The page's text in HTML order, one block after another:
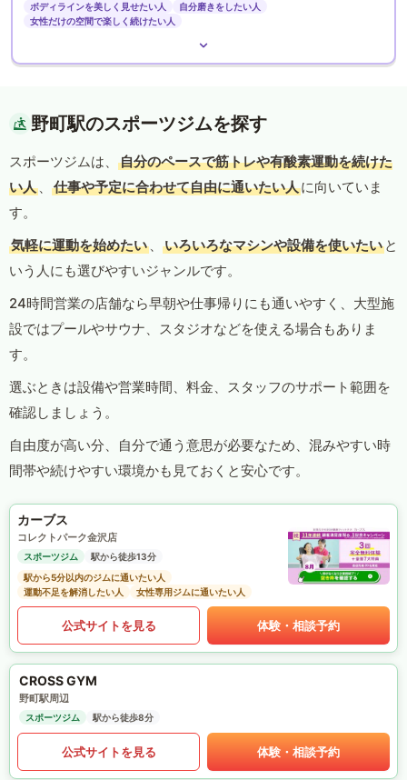
ボディラインを美しく見せたい人
自分磨きをしたい人
女性だけの空間で楽しく続けたい人
野町駅のスポーツジムを探す
スポーツジムは、
自分のペースで筋トレや有酸素運動を続けた
い人 、 仕事や予定に合わせて自由に通いたい人に向いていま
す。
気軽に運動を始めたい 、 いろいろなマシンや設備を使いたい と
いう人にも選びやすいジャンルです。
24時間営業の店舗なら早朝や仕事帰りにも通いやすく、大型施
設ではプールやサウナ、スタジオなどを使える場合もありま
す。
選ぶときは設備や営業時間、料金、スタッフのサポート範囲を
確認しましょう。
自由度が高い分、自分で通う意思が必要なため、混みやすい時
間帯や続けやすい環境かも見ておくと安心です。
カーブス
コレクトパーク金沢店
スポーツジム
駅から徒歩13分
駅から5分以内のジムに通いたい人
運動不足を解消したい人
女性専用ジムに通いたい人
公式サイトを見る 体験・相談予約
CROSS GYM
野町駅周辺
スポーツジム 駅から徒歩8分
公式サイトを見る 体験・相談予約